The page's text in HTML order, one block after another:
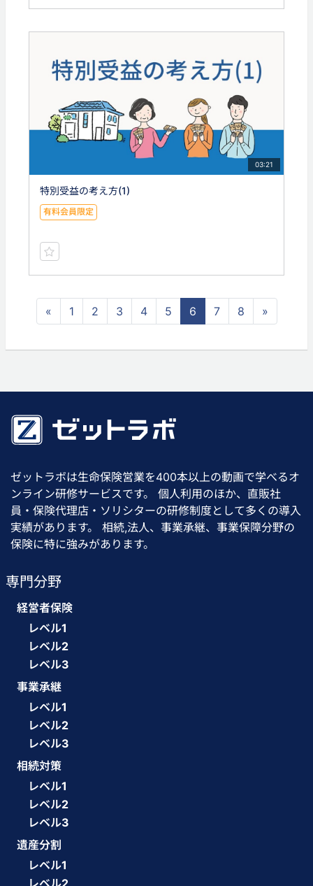
03:21
特別受益の考え方(1)
有料会員限定
« 1 2 3 4 5 6 7 8 »
ゼットラボは生命保険営業を400本以上の動画で学べるオ
ンライン研修サービスです。 個人利用のほか、直販社
員・保険代理店・ソリシターの研修制度として多くの導入
実績があります。 相続,法人、事業承継、事業保障分野の
保険に特に強みがあります。
専門分野
経営者保険
レベル1
レベル2
レベル3
事業承継
レベル1
レベル2
レベル3
相続対策
レベル1
レベル2
レベル3
遺産分割
レベル1